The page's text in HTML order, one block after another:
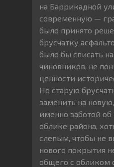
на Баррикадной
современную —
было принято
брусчатку
было бы списать
чиновников, не
ценности
Но старую
заменить на
именно заботой
облике района,
слепым, чтобы не
нового покрытия
общего с обликом